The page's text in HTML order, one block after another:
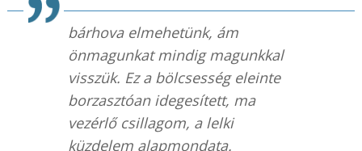
bárhova elmehetünk, ám
önmagunkat mindig magunkkal
visszük. Ez a bölcsesség eleinte
borzasztóan idegesített, ma
vezérlő csillagom, a lelki
küzdelem alapmondata.